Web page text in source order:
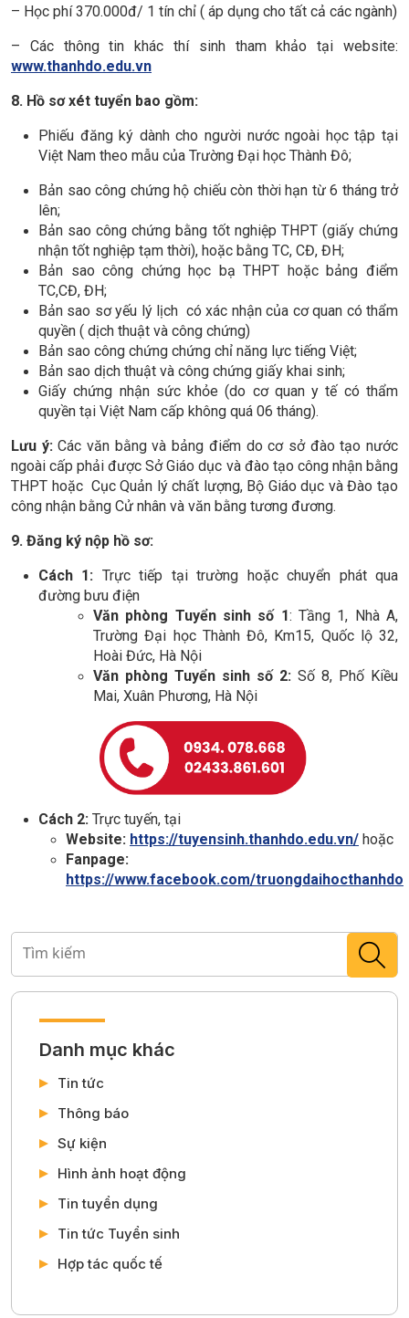
– Học phí 370.000đ/ 1 tín chỉ ( áp dụng cho tất cả các ngành)
– Các thông tin khác thí sinh tham khảo tại website:
www.thanhdo.edu.vn
8. Hồ sơxét tuyển bao gồm:
Phiếu đăng ký dành cho người nước ngoài học tập tại
Việt Nam theo mẫu của Trường Đại học Thành Đô;
Bản sao công chứng hộ chiếu còn thời hạn từ 6 tháng trở
lên;
Bản sao công chứng bằng tốt nghiệp THPT (giấy chứng
nhận tốt nghiệp tạm thời), hoặc bằng TC, CĐ, ĐH;
Bản sao công chứng học bạ THPT hoặc bảng điểm
TC,CĐ, ĐH;
Bản sao sơ yếu lý lịch có xác nhận của cơ quan có thẩm
quyền ( dịch thuật và công chứng)
Bản sao công chứng chứng chỉ năng lực tiếng Việt;
Bản sao dịch thuật và công chứng giấy khai sinh;
Giấy chứng nhận sức khỏe (do cơ quan y tế có thẩm
quyền tại Việt Nam cấp không quá 06 tháng).
Lưu ý:Các văn bằng và bảng điểm do cơ sở đào tạo nước
ngoài cấp phải được Sở Giáo dục và đào tạo công nhận bằng
THPT hoặc Cục Quản lý chất lượng, Bộ Giáo dục và Đào tạo
công nhận bằng Cử nhân và văn bằng tương đương.
9. Đăng ký nộp hồ sơ:
Cách 1: Trực tiếp tại trường hoặc chuyển phát qua
đường bưu điện
Văn phòng Tuyển sinh số 1: Tầng 1, Nhà A,
Trường Đại học Thành Đô, Km15, Quốc lộ 32,
Hoài Đức, Hà Nội
Văn phòng Tuyển sinh số 2: Số 8, Phố Kiều
Mai, Xuân Phương, Hà Nội
Cách 2: Trực tuyến, tại
Website: https://tuyensinh.thanhdo.edu.vn/ hoặc
Fanpage:
https://www.facebook.com/truongdaihocthanhdo
Danh mục khác
Tin tức
Thông báo
Sự kiện
Hình ảnh hoạt động
Tin tuyển dụng
Tin tức Tuyển sinh
Hợp tác quốc tế